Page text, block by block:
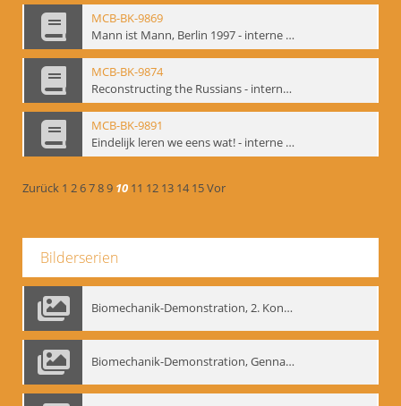
MCB-BK-9869
Mann ist Mann, Berlin 1997 - interne Signatur: BM-prt-66
MCB-BK-9874
Reconstructing the Russians - interne Signatur: BM-prt-70b
MCB-BK-9891
Eindelijk leren we eens wat! - interne Signatur: BM-prt-86
Zurück 1 26789 10 11 12 13 14 15Vor
Bilderserien
Biomechanik-Demonstration, 2. Kongress der EMF, Mai 1995
Biomechanik-Demonstration, Gennadij Bogdanow im Berliner Ensemble, 04.10.1991